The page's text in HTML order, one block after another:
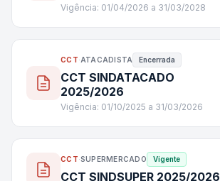
Vigência: 01/04/2026 a 31/03/2028
CCT·ATACADISTA Encerrada
CCT SINDATACADO
2025/2026
Vigência: 01/10/2025 a 31/03/2026
CCT·SUPERMERCADO Vigente
CCT SINDSUPER 2025/2026